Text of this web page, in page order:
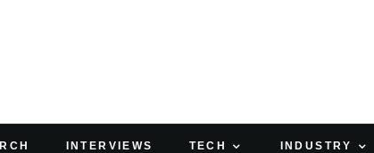
INTERVIEWS TECH INDUSTRY